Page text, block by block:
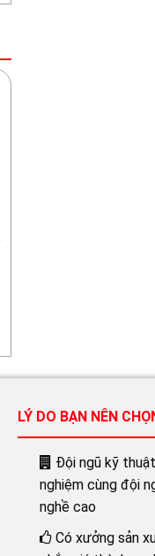
LÝ DO BẠN NÊN
Đội ngũ kỹ
nghiệm cùng đội
nghề cao
Có xưởng sản